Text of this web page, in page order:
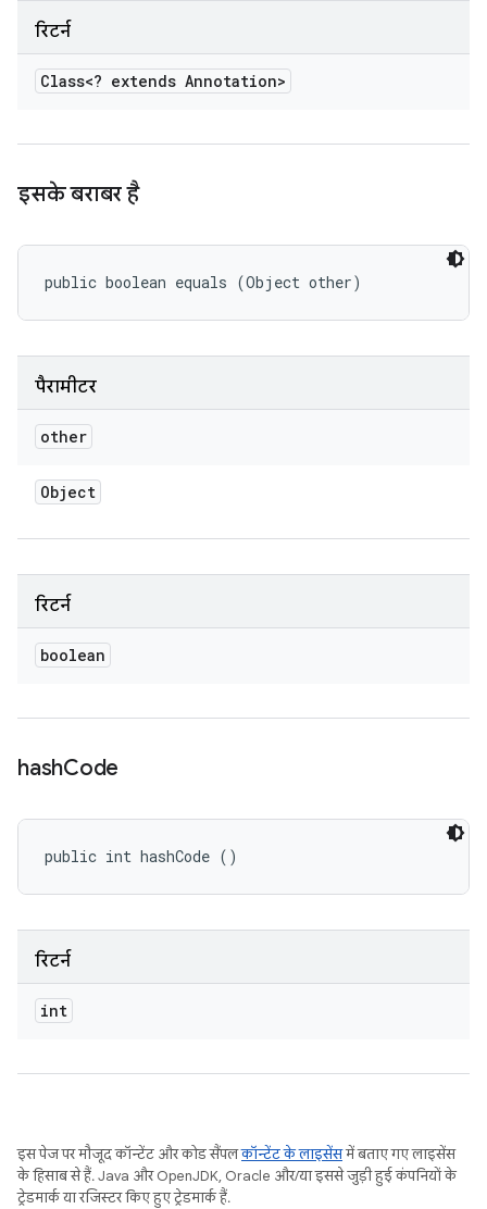
रिटर्न
Class<? extends Annotation>
इसके बराबर है
public boolean equals (Object other)
पैरामीटर
other
Object
रिटर्न
boolean
hashCode
public int hashCode ()
रिटर्न
int
इस पेज पर मौजूद कॉन्टेंट और कोड सैंपलकॉन्टेंट के लाइसेंसमें बताए गए लाइसेंस
के हिसाब से हैं. Java और OpenJDK, Oracle और/या इससे जुड़ी हुई कंपनियों के
ट्रेडमार्क या रजिस्टर किए हुए ट्रेडमार्क हैं.